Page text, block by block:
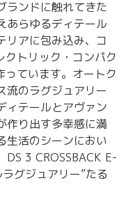
ランドに触れてきた
あらゆるディテール
リアに包み込み、コ
クトリック・コンパク
っています。オートク
流のラグジュアリー
ィテールとアヴァン
作り出す多幸感に満
生活のシーンにおい
DS 3 CROSSBACK E-
グジュアリー”たる